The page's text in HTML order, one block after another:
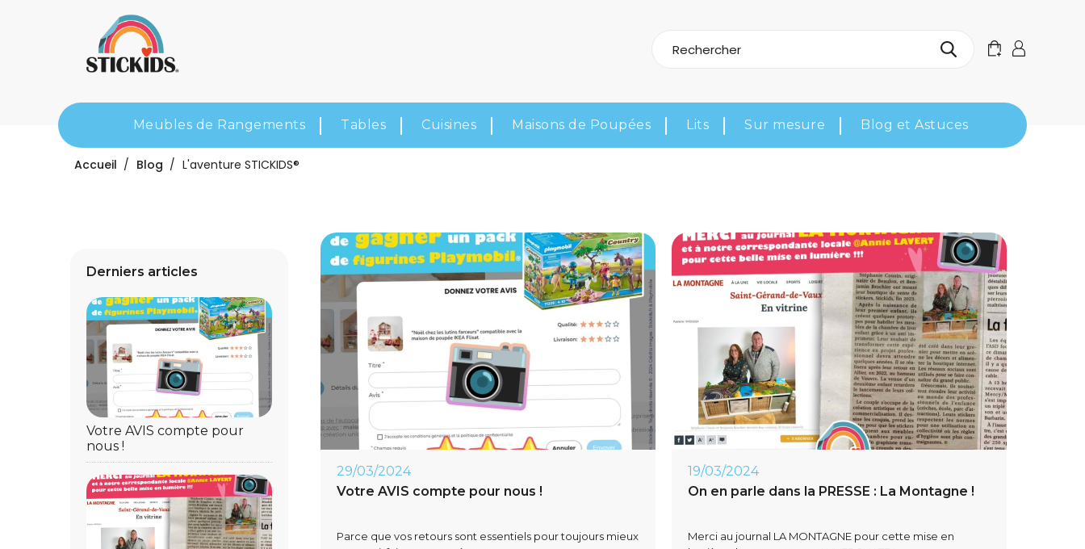
Meubles de Rangements Tables Cuisines Maisons de Poupées Lits Sur mesure Blog et Astuces
Accueil Blog L'aventure STICKIDS®
Derniers articles
Votre AVIS compte pour
nous !
Votre AVIS compte pour nous !
29/03/2024
Parce que vos retours sont essentiels pour toujours mieux
On en parle dans la PRESSE : La Montagne !
19/03/2024
Merci au journal LA MONTAGNE pour cette mise en